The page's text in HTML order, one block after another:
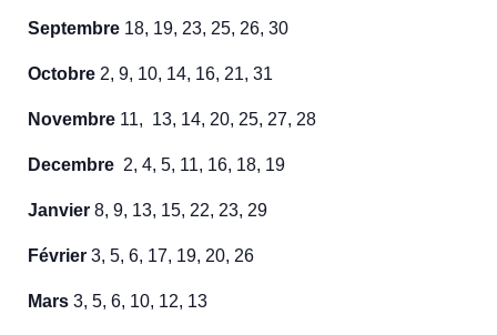
Septembre 18, 19, 23, 25, 26, 30
Octobre 2, 9, 10, 14, 16, 21, 31
Novembre 11, 13, 14, 20, 25, 27, 28
Decembre 2, 4, 5, 11, 16, 18, 19
Janvier 8, 9, 13, 15, 22, 23, 29
Février 3, 5, 6, 17, 19, 20, 26
Mars 3, 5, 6, 10, 12, 13